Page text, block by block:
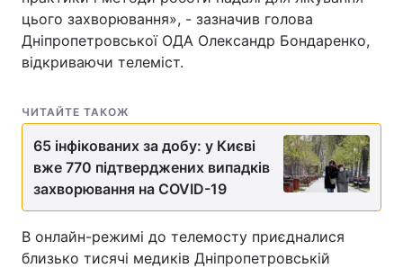
цього захворювання», - зазначив голова
Дніпропетровської ОДА Олександр Бондаренко,
відкриваючи телеміст.
ЧИТАЙТЕ ТАКОЖ
65 інфікованих за добу: у Києві
вже 770 підтверджених випадків
захворювання на COVID-19
В онлайн-режимі до телемосту приєдналися
близько тисячі медиків Дніпропетровській